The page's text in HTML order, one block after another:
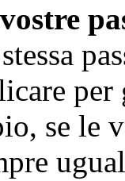
per
se le